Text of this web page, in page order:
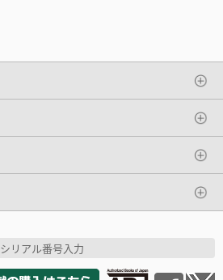
シリアル番号入力